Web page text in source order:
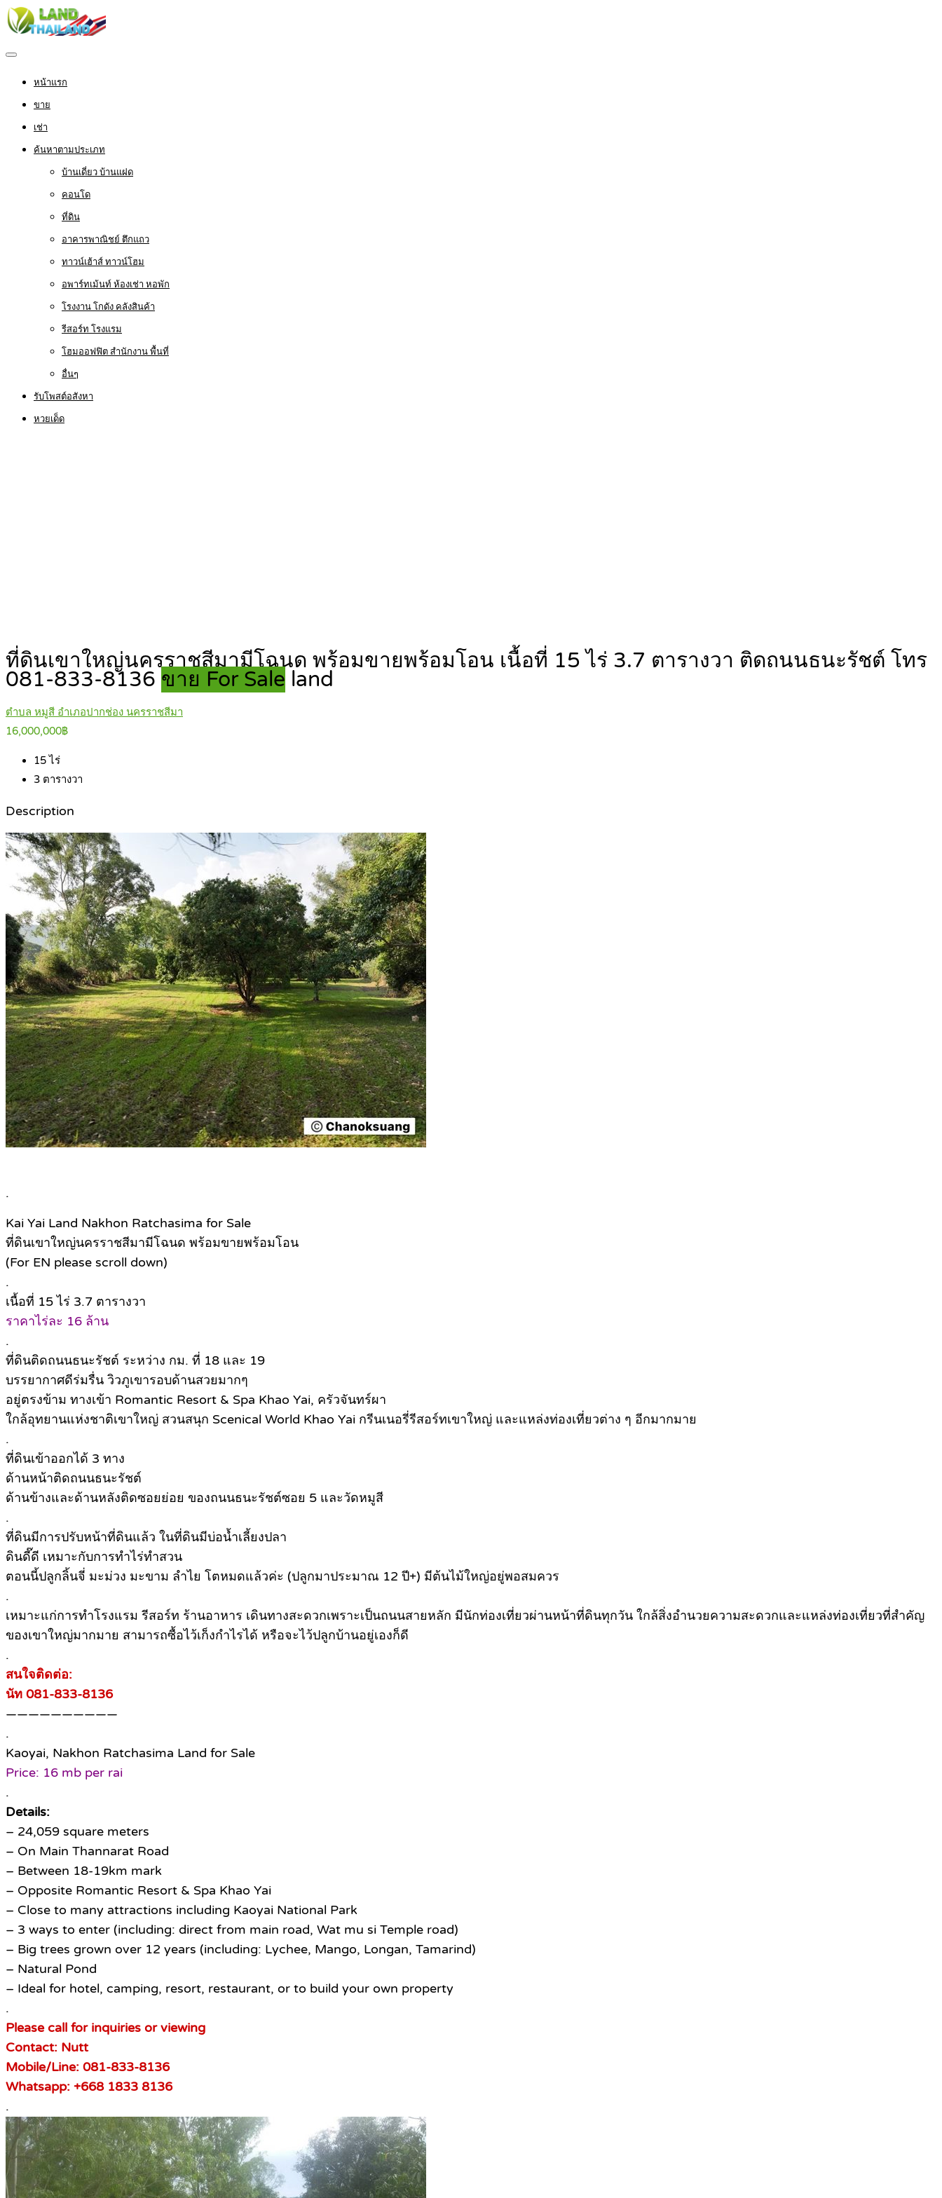
หน้าแรก
ขาย
เช่า
ค้นหาตามประเภท
บ้านเดี่ยว บ้านแฝด
คอนโด
ที่ดิน
อาคารพาณิชย์ ตึกแถว
ทาวน์เฮ้าส์ ทาวน์โฮม
อพาร์ทเม้นท์ ห้องเช่า หอพัก
โรงงาน โกดัง คลังสินค้า
รีสอร์ท โรงแรม
โฮมออฟฟิต สำนักงาน พื้นที่
อื่นๆ
รับโพสต์อสังหา
หวยเด็ด
ที่ดินเขาใหญ่นครราชสีมามีโฉนด พร้อมขายพร้อมโอน เนื้อที่ 15 ไร่ 3.7 ตารางวา ติดถนนธนะรัชต์ โทร
081-833-8136 ขาย For Sale land
ตำบล หมูสี อำเภอปากช่อง นครราชสีมา
16,000,000฿
15ไร่
3 ตารางวา
Description
.
Kai Yai Land Nakhon Ratchasima for Sale
ที่ดินเขาใหญ่นครราชสีมามีโฉนด พร้อมขายพร้อมโอน
(For EN please scroll down)
.
เนื้อที่ 15 ไร่ 3.7 ตารางวา
ราคาไร่ละ 16 ล้าน
.
ที่ดินติดถนนธนะรัชต์ ระหว่าง กม. ที่ 18 และ 19
บรรยากาศดีร่มรื่น วิวภูเขารอบด้านสวยมากๆ
อยู่ตรงข้าม ทางเข้า Romantic Resort & Spa Khao Yai, ครัวจันทร์ผา
ใกล้อุทยานแห่งชาติเขาใหญ่ สวนสนุก Scenical World Khao Yai กรีนเนอรี่รีสอร์ทเขาใหญ่ และแหล่งท่องเที่ยวต่าง ๆ อีกมากมาย
.
ที่ดินเข้าออกได้ 3 ทาง
ด้านหน้าติดถนนธนะรัชต์
ด้านข้างและด้านหลังติดซอยย่อย ของถนนธนะรัชต์ซอย 5 และวัดหมูสี
.
ที่ดินมีการปรับหน้าที่ดินแล้ว ในที่ดินมีบ่อน้ำเลี้ยงปลา
ดินดี๊ดี เหมาะกับการทำไร่ทำสวน
ตอนนี้ปลูกลิ้นจี่ มะม่วง มะขาม ลำไย โตหมดแล้วค่ะ (ปลูกมาประมาณ 12 ปี+) มีต้นไม้ใหญ่อยู่พอสมควร
.
เหมาะแก่การทำโรงแรม รีสอร์ท ร้านอาหาร เดินทางสะดวกเพราะเป็นถนนสายหลัก มีนักท่องเที่ยวผ่านหน้าที่ดินทุกวัน ใกล้สิ่งอำนวยความสะดวกและแหล่งท่องเที่ยวที่สำคัญ
ของเขาใหญ่มากมาย สามารถซื้อไว้เก็งกำไรได้ หรือจะไว้ปลูกบ้านอยู่เองก็ดี
.
สนใจติดต่อ:
นัท 081-833-8136
——————————
.
Kaoyai, Nakhon Ratchasima Land for Sale
Price: 16 mb per rai
.
Details:
– 24,059 square meters
– On Main Thannarat Road
– Between 18-19km mark
– Opposite Romantic Resort & Spa Khao Yai
– Close to many attractions including Kaoyai National Park
– 3 ways to enter (including: direct from main road, Wat mu si Temple road)
– Big trees grown over 12 years (including: Lychee, Mango, Longan, Tamarind)
– Natural Pond
– Ideal for hotel, camping, resort, restaurant, or to build your own property
.
Please call for inquiries or viewing
Contact: Nutt
Mobile/Line: 081-833-8136
Whatsapp: +668 1833 8136
.